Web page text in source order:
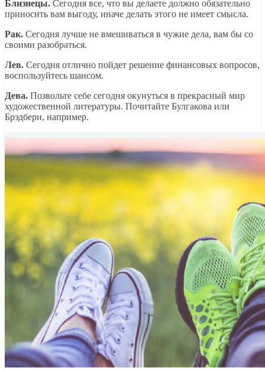
Близнецы. Сегодня все, что вы делаете должно обязательно
приносить вам выгоду, иначе делать этого не имеет смысла.
Рак. Сегодня лучше не вмешиваться в чужие дела, вам бы со
своими разобраться.
Лев. Сегодня отлично пойдет решение финансовых вопросов,
воспользуйтесь шансом.
Дева. Позвольте себе сегодня окунуться в прекрасный мир
художественной литературы. Почитайте Булгакова или
Брэдбери, например.